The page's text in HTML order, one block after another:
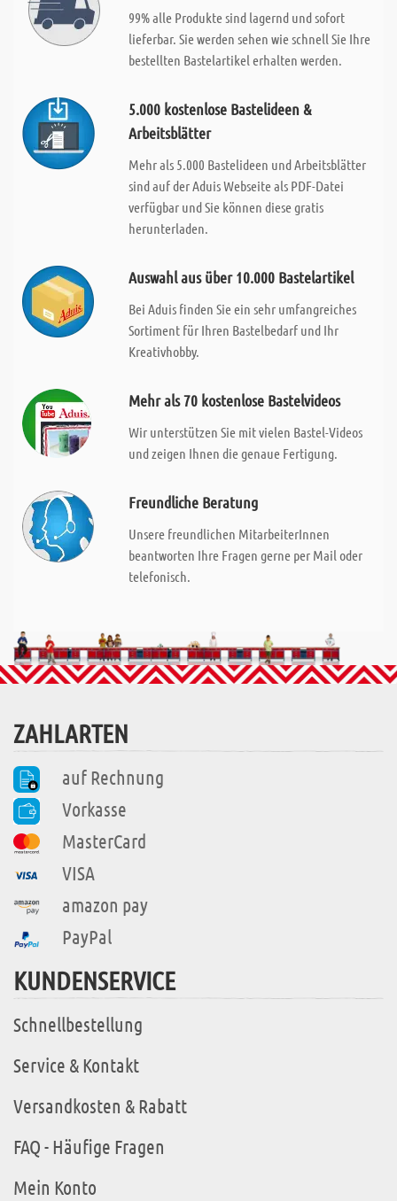
99% alle Produkte sind lagernd und sofort
lieferbar. Sie werden sehen wie schnell Sie Ihre
bestellten Bastelartikel erhalten werden.
5.000 kostenlose Bastelideen &
Arbeitsblätter
Mehr als 5.000 Bastelideen und Arbeitsblätter
sind auf der Aduis Webseite als PDF-Datei
verfügbar und Sie können diese gratis
herunterladen.
Auswahl aus über 10.000 Bastelartikel
Bei Aduis finden Sie ein sehr umfangreiches
Sortiment für Ihren Bastelbedarf und Ihr
Kreativhobby.
Mehr als 70 kostenlose Bastelvideos
Wir unterstützen Sie mit vielen Bastel-Videos
und zeigen Ihnen die genaue Fertigung.
Freundliche Beratung
Unsere freundlichen MitarbeiterInnen
beantworten Ihre Fragen gerne per Mail oder
telefonisch.
ZAHLARTEN
auf Rechnung
Vorkasse
MasterCard
VISA
amazon pay
PayPal
KUNDENSERVICE
Schnellbestellung
Service & Kontakt
Versandkosten & Rabatt
FAQ - Häufige Fragen
Mein Konto